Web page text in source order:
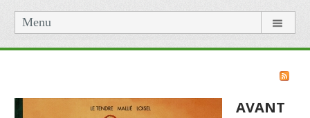
Menu
AVANT